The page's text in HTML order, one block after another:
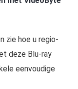
zie hoe u regio-
deze Blu-ray
eenvoudige